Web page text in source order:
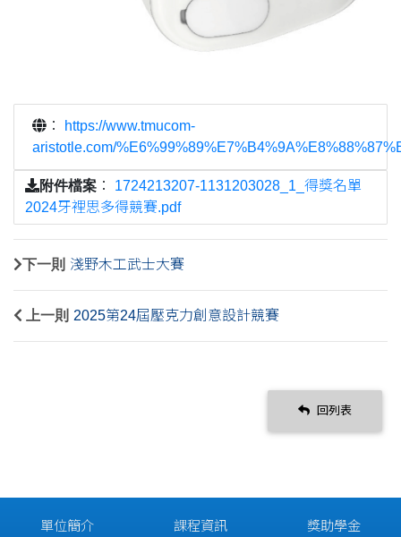
：
https://www.tmucom-
aristotle.com/
附件檔案 ： 1724213207-1131203028_1_得獎名單
2024牙裡思多得競賽.pdf
下一則 淺野木工武士大賽
上一則 2025第24屆壓克力創意設計競賽
回列表
單位簡介 課程資訊 獎助學金